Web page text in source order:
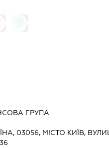
ГРУПА
03056, МІСТО КИЇВ,